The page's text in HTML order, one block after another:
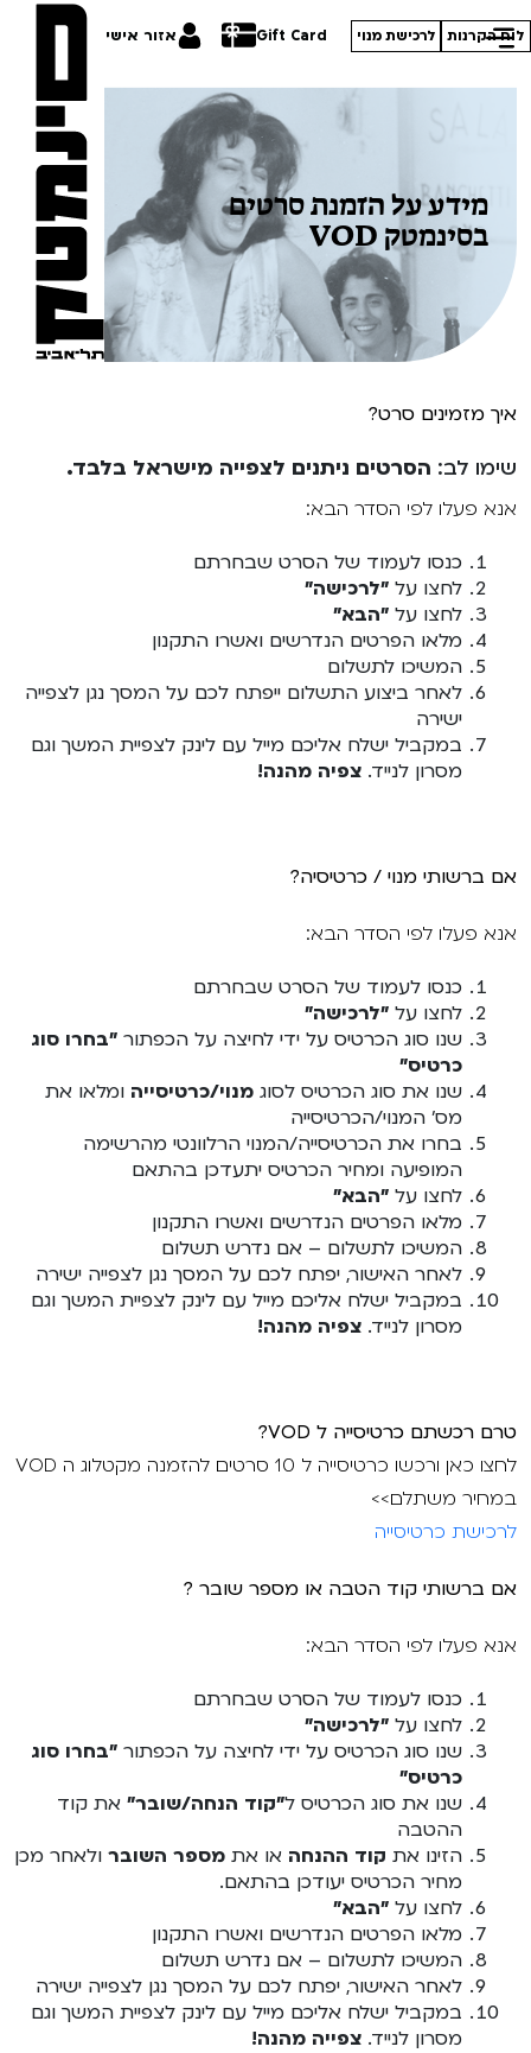
Gift Card אזור אישי לוח הקרנות לרכישת מנוי
הסרטים שלנו
חופשי למנויים
טרום בכורה
חדשים
סרט פלוס
לילדים ולכל המשפחה
מועדון אנגלית לקטנטנים
מועדון אנגלית לכל המשפחה
ראשון בקולנוע
שלישי בשלייקס
תכניות מיוחדות
פסטיבל אנימיקס 2026
הדרכים הלא ידועות
במראה הישראלית
מחווה לג'ון קסאווטס
מחווה לקסבייה דולאן
סינמטק קאלט על הגג 2026
נבחרי דוקאביב 2026
אירועים מיוחדים
סדרות עונת 26/27
קורסים
VOD
ENG
לאזור האישי
רכישת מנוי
צור קשר
מידע על הזמנת סרטים
בסינמטק VOD
איך מזמינים סרט?
שימו לב: הסרטים ניתנים לצפייה מישראל בלבד.
אנא פעלו לפי הסדר הבא:
כנסו לעמוד של הסרט שבחרתם
לחצו על "לרכישה"
לחצו על "הבא"
מלאו הפרטים הנדרשים ואשרו התקנון
המשיכו לתשלום
לאחר ביצוע התשלום ייפתח לכם על המסך נגן לצפייה
ישירה
במקביל ישלח אליכם מייל עם לינק לצפיית המשך וגם
מסרון לנייד. צפיה מהנה!
אם ברשותי מנוי / כרטיסיה?
אנא פעלו לפי הסדר הבא:
כנסו לעמוד של הסרט שבחרתם
לחצו על "לרכישה"
שנו סוג הכרטיס על ידי לחיצה על הכפתור "בחרו סוג
כרטיס"
שנו את סוג הכרטיס לסוג מנוי/כרטיסייה ומלאו את
מס' המנוי/הכרטיסייה
בחרו את הכרטיסייה/המנוי הרלוונטי מהרשימה
המופיעה ומחיר הכרטיס יתעדכן בהתאם
לחצו על "הבא"
מלאו הפרטים הנדרשים ואשרו התקנון
המשיכו לתשלום – אם נדרש תשלום
לאחר האישור, יפתח לכם על המסך נגן לצפייה ישירה
במקביל ישלח אליכם מייל עם לינק לצפיית המשך וגם
מסרון לנייד. צפיה מהנה!
טרם רכשתם כרטיסייה ל VOD?
לחצו כאן ורכשו כרטיסייה ל 10 סרטים להזמנה מקטלוג ה VOD
במחיר משתלם>>
לרכישת כרטיסייה
אם ברשותי קוד הטבה או מספר שובר ?
אנא פעלו לפי הסדר הבא:
כנסו לעמוד של הסרט שבחרתם
לחצו על "לרכישה"
שנו סוג הכרטיס על ידי לחיצה על הכפתור "בחרו סוג
כרטיס"
שנו את סוג הכרטיס ל"קוד הנחה/שובר" את קוד
ההטבה
הזינו את קוד ההנחה או את מספר השובר ולאחר מכן
מחיר הכרטיס יעודכן בהתאם.
לחצו על "הבא"
מלאו הפרטים הנדרשים ואשרו התקנון
המשיכו לתשלום – אם נדרש תשלום
לאחר האישור, יפתח לכם על המסך נגן לצפייה ישירה
במקביל ישלח אליכם מייל עם לינק לצפיית המשך וגם
מסרון לנייד. צפייה מהנה!